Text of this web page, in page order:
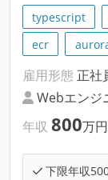
typescript
ecr
雇用形態 正社
Webエンジ
年収 800万円
下限年収